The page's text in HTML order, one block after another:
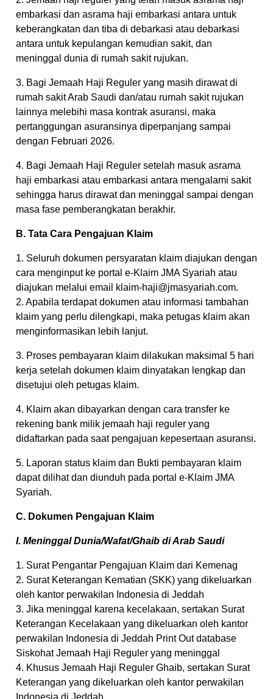
embarkasi dan asrama haji embarkasi antara untuk
keberangkatan dan tiba di debarkasi atau debarkasi
antara untuk kepulangan kemudian sakit, dan
meninggal dunia di rumah sakit rujukan.
3. Bagi Jemaah Haji Reguler yang masih dirawat di
rumah sakit Arab Saudi dan/atau rumah sakit rujukan
lainnya melebihi masa kontrak asuransi, maka
pertanggungan asuransinya diperpanjang sampai
dengan Februari 2026.
4. Bagi Jemaah Haji Reguler setelah masuk asrama
haji embarkasi atau embarkasi antara mengalami sakit
sehingga harus dirawat dan meninggal sampai dengan
masa fase pemberangkatan berakhir.
B. Tata Cara Pengajuan Klaim
1. Seluruh dokumen persyaratan klaim diajukan dengan
cara menginput ke portal e-Klaim JMA Syariah atau
diajukan melalui email klaim-haji@jmasyariah.com.
2. Apabila terdapat dokumen atau informasi tambahan
klaim yang perlu dilengkapi, maka petugas klaim akan
menginformasikan lebih lanjut.
3. Proses pembayaran klaim dilakukan maksimal 5 hari
kerja setelah dokumen klaim dinyatakan lengkap dan
disetujui oleh petugas klaim.
4. Klaim akan dibayarkan dengan cara transfer ke
rekening bank milik jemaah haji reguler yang
didaftarkan pada saat pengajuan kepesertaan asuransi.
5. Laporan status klaim dan Bukti pembayaran klaim
dapat dilihat dan diunduh pada portal e-Klaim JMA
Syariah.
C. Dokumen Pengajuan Klaim
I. Meninggal Dunia/Wafat/Ghaib di Arab Saudi
1. Surat Pengantar Pengajuan Klaim dari Kemenag
2. Surat Keterangan Kematian (SKK) yang dikeluarkan
oleh kantor perwakilan Indonesia di Jeddah
3. Jika meninggal karena kecelakaan, sertakan Surat
Keterangan Kecelakaan yang dikeluarkan oleh kantor
perwakilan Indonesia di Jeddah Print Out database
Siskohat Jemaah Haji Reguler yang meninggal
4. Khusus Jemaah Haji Reguler Ghaib, sertakan Surat
Keterangan yang dikeluarkan oleh kantor perwakilan
Indonesia di Jeddah